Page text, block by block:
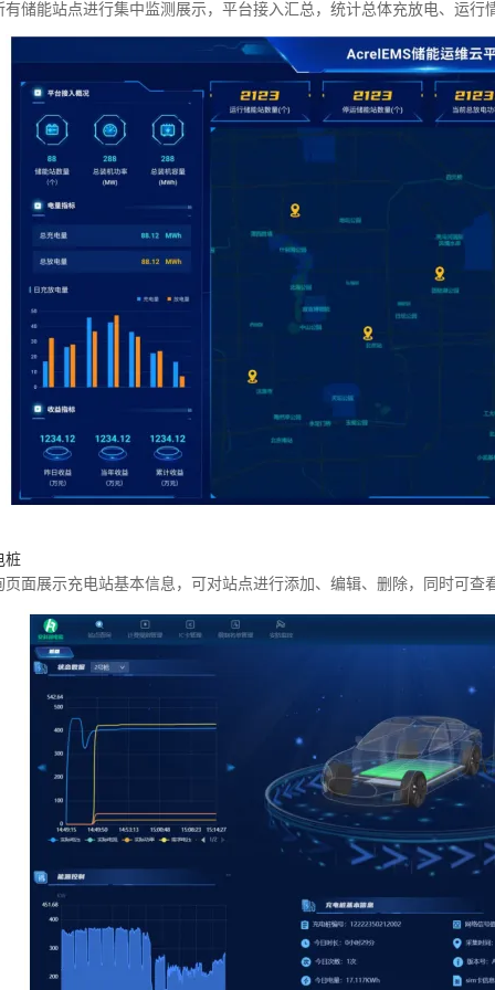
有储能站点进行集中监测展示，平台接入汇总，统计总体充放电、运行
桩
页面展示充电站基本信息，可对站点进行添加、编辑、删除，同时可查